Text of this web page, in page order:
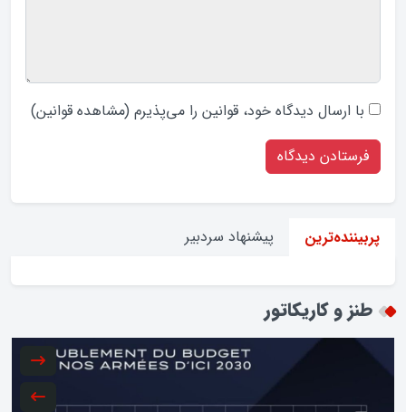
با ارسال دیدگاه‌ خود، قوانین را می‌پذیرم (مشاهده قوانین)
پربیننده‌ترین پیشنهاد سردبیر
طنز و کاریکاتور